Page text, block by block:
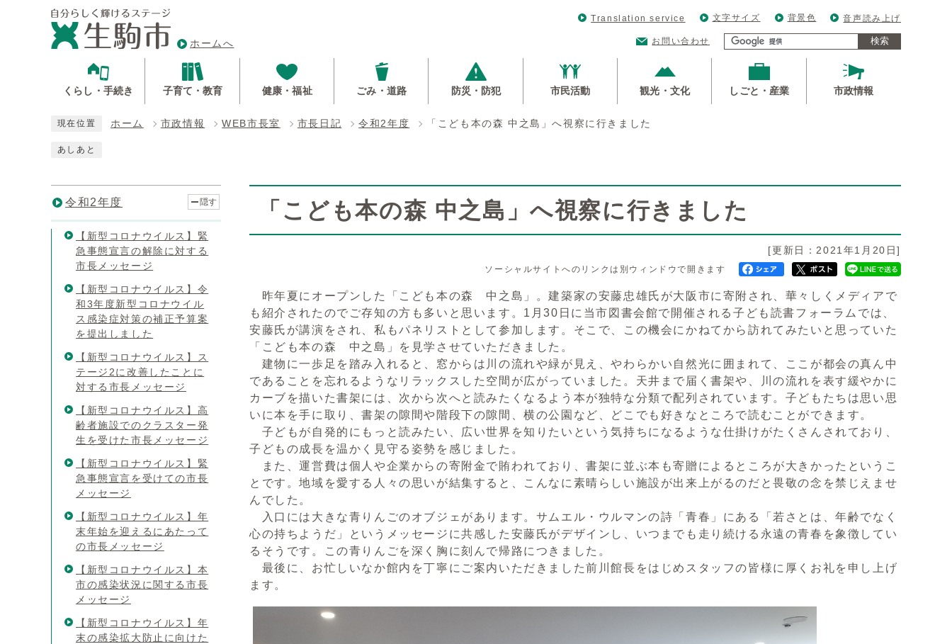
ホームへ
Translation service 文字サイズ 背景色 音声読み上げ
お問い合わせ 検索
くらし・手続き 子育て・教育 健康・福祉 ごみ・道路 防災・防犯 市民活動 観光・文化 しごと・産業 市政情報
現在位置 ホーム 市政情報 WEB市長室 市長日記 令和2年度 「こども本の森 中之島」へ視察に行きました
あしあと
「こども本の森 中之島」へ視察に行きました
[更新日：2021年1月20日]
ソーシャルサイトへのリンクは別ウィンドウで開きます
昨年夏にオープンした「こども本の森 中之島」。建築家の安藤忠雄氏が大阪市に寄附され、華々しくメディアで
も紹介されたのでご存知の方も多いと思います。1月30日に当市図書会館で開催される子ども読書フォーラムでは、
安藤氏が講演をされ、私もパネリストとして参加します。そこで、この機会にかねてから訪れてみたいと思っていた
「こども本の森 中之島」を見学させていただきました。
建物に一歩足を踏み入れると、窓からは川の流れや緑が見え、やわらかい自然光に囲まれて、ここが都会の真ん中
であることを忘れるようなリラックスした空間が広がっていました。天井まで届く書架や、川の流れを表す緩やかに
カーブを描いた書架には、次から次へと読みたくなるよう本が独特な分類で配列されています。子どもたちは思い思
いに本を手に取り、書架の隙間や階段下の隙間、横の公園など、どこでも好きなところで読むことができます。
子どもが自発的にもっと読みたい、広い世界を知りたいという気持ちになるような仕掛けがたくさんされており、
子どもの成長を温かく見守る姿勢を感じました。
また、運営費は個人や企業からの寄附金で賄われており、書架に並ぶ本も寄贈によるところが大きかったというこ
とです。地域を愛する人々の思いが結集すると、こんなに素晴らしい施設が出来上がるのだと畏敬の念を禁じえませ
んでした。
入口には大きな青りんごのオブジェがあります。サムエル・ウルマンの詩「青春」にある「若さとは、年齢でなく
心の持ちようだ」というメッセージに共感した安藤氏がデザインし、いつまでも走り続ける永遠の青春を象徴してい
るそうです。この青りんごを深く胸に刻んで帰路につきました。
最後に、お忙しいなか館内を丁寧にご案内いただきました前川館長をはじめスタッフの皆様に厚くお礼を申し上げ
ます。
令和2年度 隠す
【新型コロナウイルス】緊
急事態宣言の解除に対する
市長メッセージ
【新型コロナウイルス】令
和3年度新型コロナウイル
ス感染症対策の補正予算案
を提出しました
【新型コロナウイルス】ス
テージ2に改善したことに
対する市長メッセージ
【新型コロナウイルス】高
齢者施設でのクラスター発
生を受けた市長メッセージ
【新型コロナウイルス】緊
急事態宣言を受けての市長
メッセージ
【新型コロナウイルス】年
末年始を迎えるにあたって
の市長メッセージ
【新型コロナウイルス】本
市の感染状況に関する市長
メッセージ
【新型コロナウイルス】年
末の感染拡大防止に向けた